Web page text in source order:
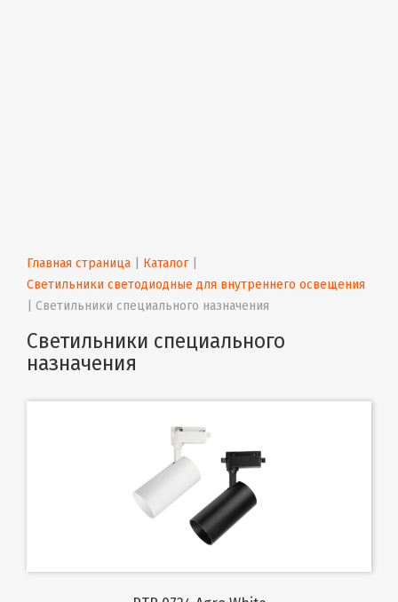
Главная страница Каталог |
Светильники светодиодные для внутреннего освещения
Светильники специального назначения
Светильники специального
назначения